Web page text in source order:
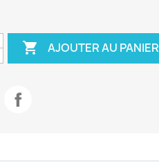
 AJOUTER AU PANIER